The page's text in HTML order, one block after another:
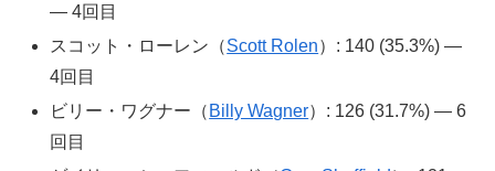
— 4回目
スコット・ローレン（Scott Rolen）: 140 (35.3%) —
4回目
ビリー・ワグナー（ Billy Wagner）: 126 (31.7%) — 6
回目